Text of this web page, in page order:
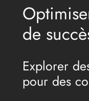
de
Explorer
pour des